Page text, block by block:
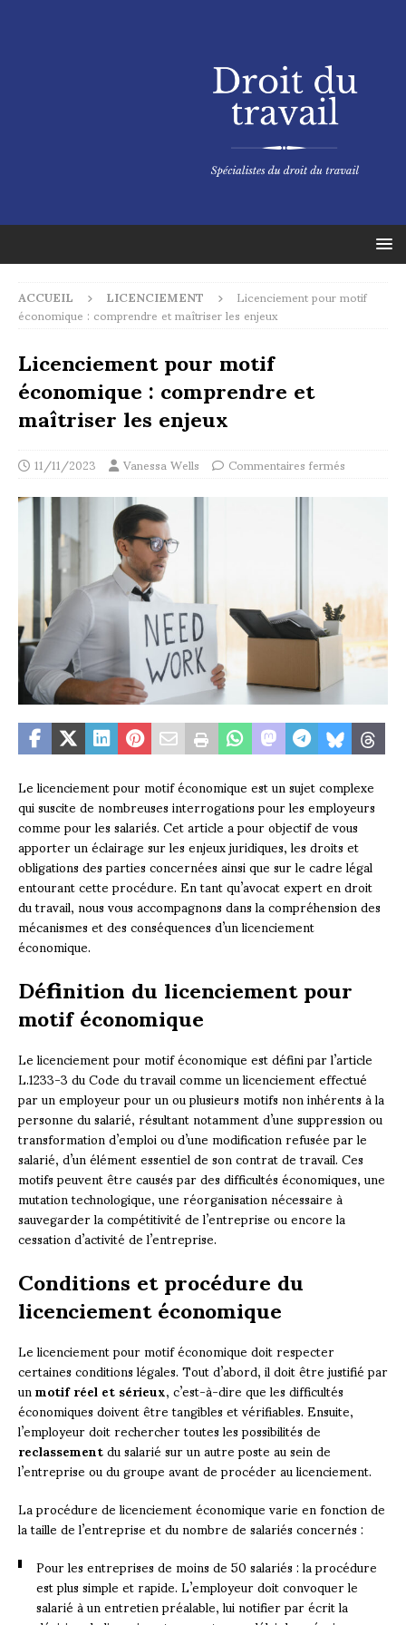
ACCUEIL LICENCIEMENT Licenciement pour motif
économique : comprendre et maîtriser les enjeux
Licenciement pour motif
économique : comprendre et
maîtriser les enjeux
11/11/2023 Vanessa Wells Commentaires fermés
Le licenciement pour motif économique est un sujet complexe
qui suscite de nombreuses interrogations pour les employeurs
comme pour les salariés. Cet article a pour objectif de vous
apporter un éclairage sur les enjeux juridiques, les droits et
obligations des parties concernées ainsi que sur le cadre légal
entourant cette procédure. En tant qu’avocat expert en droit
du travail, nous vous accompagnons dans la compréhension des
mécanismes et des conséquences d’un licenciement
économique.
Définition du licenciement pour
motif économique
Le licenciement pour motif économique est défini par l’article
L.1233-3 du Code du travail comme un licenciement effectué
par un employeur pour un ou plusieurs motifs non inhérents à la
personne du salarié, résultant notamment d’une suppression ou
transformation d’emploi ou d’une modification refusée par le
salarié, d’un élément essentiel de son contrat de travail. Ces
motifs peuvent être causés par des difficultés économiques, une
mutation technologique, une réorganisation nécessaire à
sauvegarder la compétitivité de l’entreprise ou encore la
cessation d’activité de l’entreprise.
Conditions et procédure du
licenciement économique
Le licenciement pour motif économique doit respecter
certaines conditions légales. Tout d’abord, il doit être justifié par
unmotif réel et sérieux, c’est-à-dire que les difficultés
économiques doivent être tangibles et vérifiables. Ensuite,
l’employeur doit rechercher toutes les possibilités de
reclassementdu salarié sur un autre poste au sein de
l’entreprise ou du groupe avant de procéder au licenciement.
La procédure de licenciement économique varie en fonction de
la taille de l’entreprise et du nombre de salariés concernés :
Pour les entreprises de moins de 50 salariés : la procédure
est plus simple et rapide. L’employeur doit convoquer le
salarié à un entretien préalable, lui notifier par écrit la